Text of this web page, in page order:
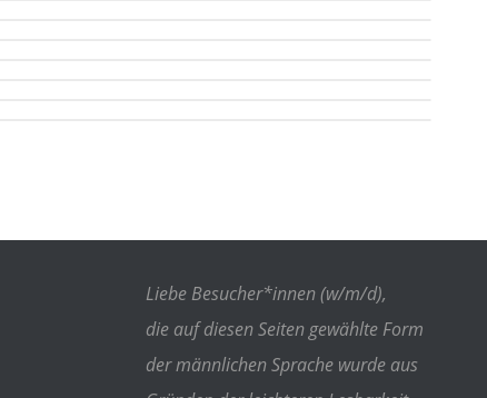
Liebe Besucher*innen (w/m/d),
die auf diesen Seiten gewählte Form
der männlichen Sprache wurde aus